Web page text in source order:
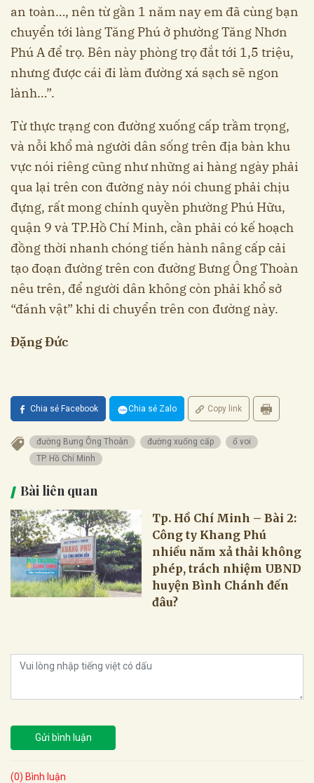
an toàn…, nên từ gần 1 năm nay em đã cùng bạn
chuyển tới làng Tăng Phú ở phường Tăng Nhơn
Phú A để trọ. Bên này phòng trọ đắt tới 1,5 triệu,
nhưng được cái đi làm đường xá sạch sẽ ngon
lành…”.
Từ thực trạng con đường xuống cấp trầm trọng,
và nỗi khổ mà người dân sống trên địa bàn khu
vực nói riêng cũng như những ai hàng ngày phải
qua lại trên con đường này nói chung phải chịu
đựng, rất mong chính quyền phường Phú Hữu,
quận 9 và TP.Hồ Chí Minh, cần phải có kế hoạch
đồng thời nhanh chóng tiến hành nâng cấp cải
tạo đoạn đường trên con đường Bưng Ông Thoàn
nêu trên, để người dân không còn phải khổ sở
“đánh vật” khi di chuyển trên con đường này.
Đặng Đức
Chia sẻ Facebook Chia sẻ Zalo Copy link
đường Bưng Ông Thoàn đường xuống cấp
ổ voi
TP. Hồ Chí Minh
Bài liên quan
Tp. Hồ Chí Minh – Bài 2:
Công ty Khang Phú
nhiều năm xả thải không
phép, trách nhiệm UBND
huyện Bình Chánh đến
đâu?
Gửi bình luận
(0) Bình luận